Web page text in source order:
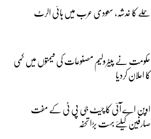
حملے کا خدشہ، سعودی عرب میں ہائی الرٹ
حکومت نے پیٹرولیم مصنوعات کی قیمتوں میں کمی
کا اعلان کردیا
اوپن اے آئی کا چیٹ جی پی ٹی کے مفت
صارفین کیلئے بہت بڑا تحفہ